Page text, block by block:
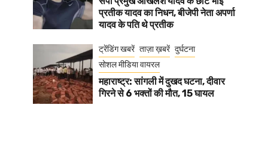
प्रतीक यादव का निधन, बीजेपी नेता अपर्णा
यादव के पति थे प्रतीक
ट्रेंडिंग खबरें ताज़ा ख़बरें दुर्घटना
सोशल मीडिया वायरल
महाराष्ट्र: सांगली में दुखद घटना, दीवार
गिरने से 6 भक्तों की मौत, 15 घायल